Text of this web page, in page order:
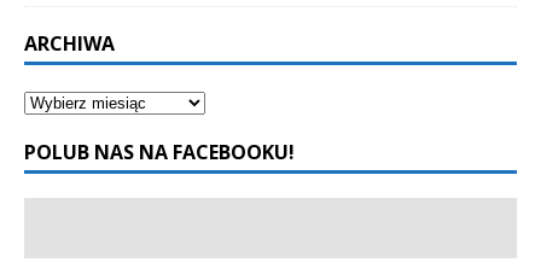
ARCHIWA
POLUB NAS NA FACEBOOKU!